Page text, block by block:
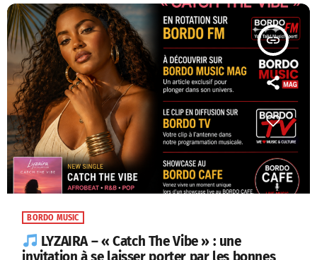
insert_link
BORDO MUSIC
LYZAIRA – « Catch The Vibe » : une
invitation à se laisser porter par les bonnes